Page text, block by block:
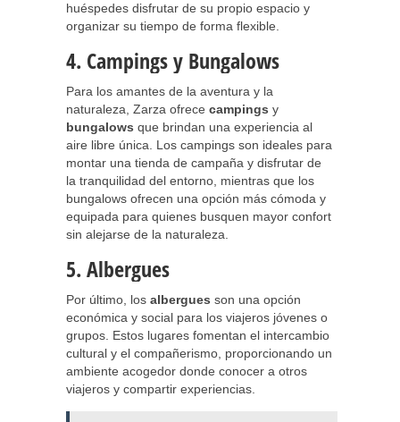
huéspedes disfrutar de su propio espacio y
organizar su tiempo de forma flexible.
4. Campings y Bungalows
Para los amantes de la aventura y la
naturaleza, Zarza ofrece campings y
bungalows que brindan una experiencia al
aire libre única. Los campings son ideales para
montar una tienda de campaña y disfrutar de
la tranquilidad del entorno, mientras que los
bungalows ofrecen una opción más cómoda y
equipada para quienes busquen mayor confort
sin alejarse de la naturaleza.
5. Albergues
Por último, los albergues son una opción
económica y social para los viajeros jóvenes o
grupos. Estos lugares fomentan el intercambio
cultural y el compañerismo, proporcionando un
ambiente acogedor donde conocer a otros
viajeros y compartir experiencias.